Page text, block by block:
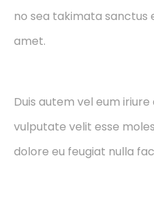
no sea takimata sanctus
amet.
Duis autem vel eum
vulputate velit esse
dolore eu feugiat nulla